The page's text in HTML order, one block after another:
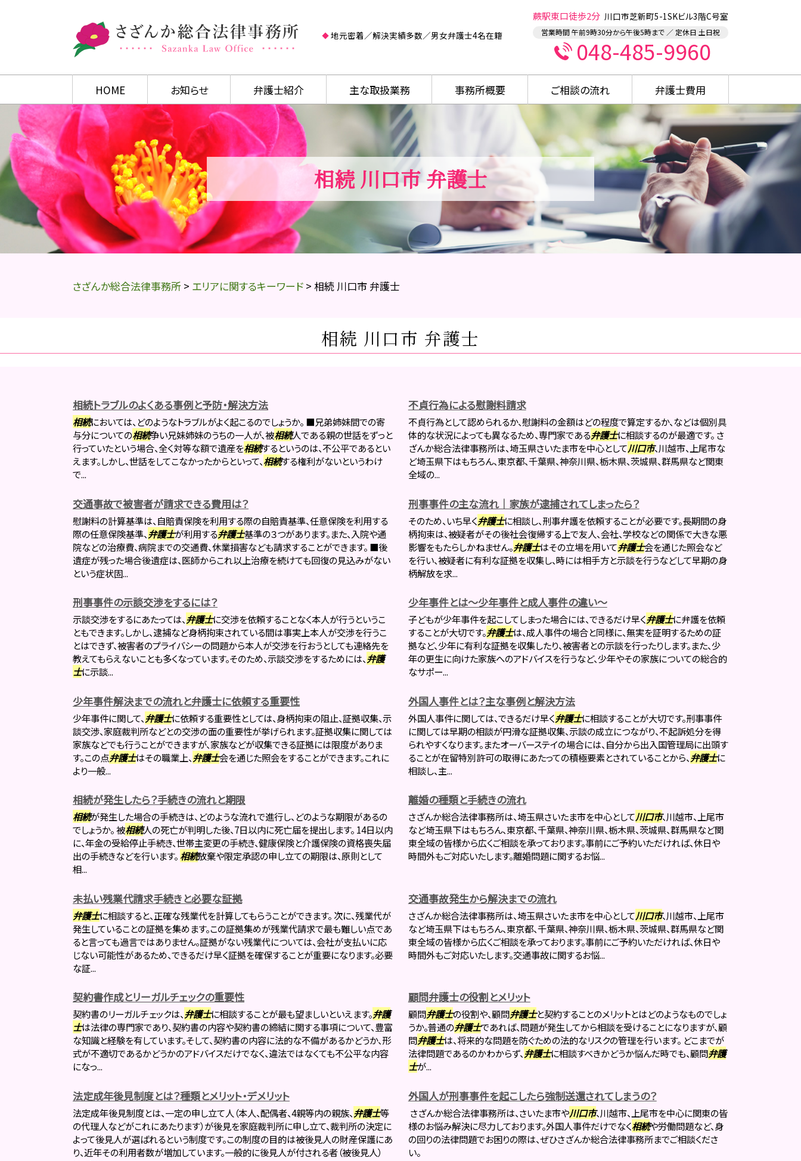
相続 川口市 弁護士
地元密着／解決実績多数／男女弁護士4名在籍
蕨駅東口徒歩2分 川口市芝新町5-1SKビル3階C号室
営業時間 午前9時30分から午後5時まで ／ 定休日 土日祝
048-485-9960
HOME お知らせ 弁護士紹介 主な取扱業務 事務所概要 ご相談の流れ 弁護士費用
さざんか総合法律事務所 > エリアに関するキーワード > 相続 川口市 弁護士
相続 川口市 弁護士
相続トラブルのよくある事例と予防・解決方法
相続においては、どのようなトラブルがよく起こるのでしょうか。 ■兄弟姉妹間での寄
与分についての相続争い兄妹姉妹のうちの一人が、被相続人である親の世話をずっと
行っていたという場合、全く対等な額で遺産を相続するというのは、不公平であるとい
えます。しかし、世話をしてこなかったからといって、相続する権利がないというわけ
で...
不貞行為による慰謝料請求
不貞行為として認められるか、慰謝料の金額はどの程度で算定するか、などは個別具
体的な状況によっても異なるため、専門家である弁護士に相談するのが最適です。 さ
ざんか総合法律事務所は、埼玉県さいたま市を中心として川口市、川越市、上尾市な
ど埼玉県下はもちろん、東京都、千葉県、神奈川県、栃木県、茨城県、群馬県など関東
全域の...
交通事故で被害者が請求できる費用は？
慰謝料の計算基準は、自賠責保険を利用する際の自賠責基準、任意保険を利用する
際の任意保険基準、 弁護士が利用する弁護士基準の３つがあります。また、入院や通
院などの治療費、病院までの交通費、休業損害なども請求することができます。 ■後
遺症が残った場合後遺症は、医師からこれ以上治療を続けても回復の見込みがない
という症状固...
刑事事件の主な流れ｜家族が逮捕されてしまったら？
そのため、いち早く弁護士に相談し、刑事弁護を依頼することが必要です。長期間の身
柄拘束は、被疑者がその後社会復帰する上で友人、会社、学校などの関係で大きな悪
影響をもたらしかねません。弁護士はその立場を用いて弁護士会を通じた照会など
を行い、被疑者に有利な証拠を収集し、時には相手方と示談を行うなどして早期の身
柄解放を求...
刑事事件の示談交渉をするには？
示談交渉をするにあたっては、弁護士に交渉を依頼することなく本人が行うというこ
ともできます。しかし、逮捕など身柄拘束されている間は事実上本人が交渉を行うこ
とはできず、被害者のプライバシーの問題から本人が交渉を行おうとしても連絡先を
教えてもらえないことも多くなっています。そのため、示談交渉をするためには、弁護
士に示談...
少年事件とは～少年事件と成人事件の違い～
子どもが少年事件を起こしてしまった場合には、できるだけ早く弁護士に弁護を依頼
することが大切です。弁護士は、成人事件の場合と同様に、無実を証明するための証
拠など、少年に有利な証拠を収集したり、被害者との示談を行ったりします。また、少
年の更生に向けた家族へのアドバイスを行うなど、少年やその家族についての総合的
なサポー...
少年事件解決までの流れと弁護士に依頼する重要性
少年事件に関して、 弁護士に依頼する重要性としては、身柄拘束の阻止、証拠収集、示
談交渉、家庭裁判所などとの交渉の面の重要性が挙げられます。証拠収集に関しては
家族などでも行うことができますが、家族などが収集できる証拠には限度がありま
す。この点弁護士はその職業上、 弁護士会を通じた照会をすることができます。これに
より一般...
外国人事件とは？主な事例と解決方法
外国人事件に関しては、できるだけ早く弁護士に相談することが大切です。刑事事件
に関しては早期の相談が円滑な証拠収集、示談の成立につながり、不起訴処分を得
られやすくなります。またオーバーステイの場合には、自分から出入国管理局に出頭す
ることが在留特別許可の取得にあたっての積極要素とされていることから、 弁護士に
相談し、主...
相続が発生したら？手続きの流れと期限
相続が発生した場合の手続きは、どのような流れで進行し、どのような期限があるの
でしょうか。 被相続人の死亡が判明した後、7日以内に死亡届を提出します。 14日以内
に、年金の受給停止手続き、世帯主変更の手続き、健康保険と介護保険の資格喪失届
出の手続きなどを行います。 相続放棄や限定承認の申し立ての期限は、原則として
相...
離婚の種類と手続きの流れ
さざんか総合法律事務所は、埼玉県さいたま市を中心として川口市、川越市、上尾市
など埼玉県下はもちろん、東京都、千葉県、神奈川県、栃木県、茨城県、群馬県など関
東全域の皆様から広くご相談を承っております。事前にご予約いただければ、休日や
時間外もご対応いたします。離婚問題に関するお悩...
未払い残業代請求手続きと必要な証拠
弁護士に相談すると、正確な残業代を計算してもらうことができます。 次に、残業代が
発生していることの証拠を集めます。この証拠集めが残業代請求で最も難しい点であ
ると言っても過言ではありません。証拠がない残業代については、会社が支払いに応
じない可能性があるため、できるだけ早く証拠を確保することが重要になります。必要
な証...
交通事故発生から解決までの流れ
さざんか総合法律事務所は、埼玉県さいたま市を中心として川口市、川越市、上尾市
など埼玉県下はもちろん、東京都、千葉県、神奈川県、栃木県、茨城県、群馬県など関
東全域の皆様から広くご相談を承っております。事前にご予約いただければ、休日や
時間外もご対応いたします。交通事故に関するお悩...
契約書作成とリーガルチェックの重要性
契約書のリーガルチェックは、弁護士に相談することが最も望ましいといえます。弁護
士は法律の専門家であり、契約書の内容や契約書の締結に関する事項について、豊富
な知識と経験を有しています。そして、契約書の内容に法的な不備があるかどうか、形
式が不適切であるかどうかのアドバイスだけでなく、違法ではなくても不公平な内容
になっ...
顧問弁護士の役割とメリット
顧問弁護士の役割や、顧問弁護士と契約することのメリットとはどのようなものでしょ
うか。普通の弁護士であれば、問題が発生してから相談を受けることになりますが、顧
問弁護士は、将来的な問題を防ぐための法的なリスクの管理を行います。 どこまでが
法律問題であるのかわからず、弁護士に相談すべきかどうか悩んだ時でも、顧問弁護
士が...
法定成年後見制度とは？種類とメリット・デメリット
法定成年後見制度とは、一定の申し立て人（本人、配偶者、4親等内の親族、 弁護士等
の代理人などがこれにあたります）が後見を家庭裁判所に申し立て、裁判所の決定に
よって後見人が選ばれるという制度です。この制度の目的は被後見人の財産保護にあ
り、近年その利用者数が増加しています。一般的に後見人が付される者（被後見人）
外国人が刑事事件を起こしたら強制送還されてしまうの？
さざんか総合法律事務所は、さいたま市や川口市、川越市、上尾市を中心に関東の皆
様のお悩み解決に尽力しております。外国人事件だけでなく相続や労働問題など、身
の回りの法律問題でお困りの際は、ぜひさざんか総合法律事務所までご相談くださ
い。